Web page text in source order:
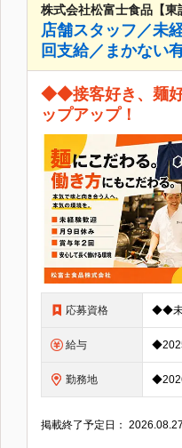
株式会社松富士食品【東
店舗スタッフ／未
回支給／まかない
◆◆接客好き、麺
ップアップ！
応募資格
給与
勤務地
掲載終了予定日：2026.08.27